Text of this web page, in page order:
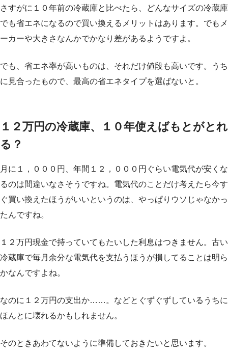
さすがに１０年前の冷蔵庫と比べたら、どんなサイズの冷蔵庫
でも省エネになるので買い換えるメリットはあります。でもメ
ーカーや大きさなんかでかなり差があるようですよ。
でも、省エネ率が高いものは、それだけ値段も高いです。うち
に見合ったもので、最高の省エネタイプを選ばないと。
１２万円の冷蔵庫、１０年使えばもとがとれ
る？
月に１，０００円、年間１２，０００円ぐらい電気代が安くな
るのは間違いなさそうですね。電気代のことだけ考えたら今す
ぐ買い換えたほうがいいというのは、やっぱりウソじゃなかっ
たんですね。
１２万円現金で持っていてもたいした利息はつきません。古い
冷蔵庫で毎月余分な電気代を支払うほうが損してることは明ら
かなんですよね。
なのに１２万円の支出か……。などとぐずぐずしているうちに
ほんとに壊れるかもしれません。
そのときあわてないように準備しておきたいと思います。